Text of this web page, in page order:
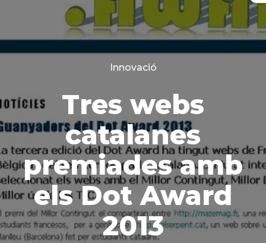
Categories
Innovació
Tres webs
catalanes
premiades amb
els Dot Award
2013